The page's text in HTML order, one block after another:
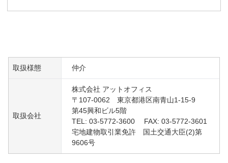
取扱様態 仲介
取扱会社
株式会社 アットオフィス
〒107-0062 東京都港区南青山1-15-9
第45興和ビル5階
TEL: 03-5772-3600 FAX: 03-5772-3601
宅地建物取引業免許 国土交通大臣(2)第
9606号